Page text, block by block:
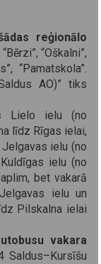
reģionālo
“Oškalni”,
“Pamatskola”.
AO)” tiks
Lielo ielu (no
līdz Rīgas ielai,
ielu (no
ielu (no
bet vakarā
ielu un
Pilskalna ielai
vakara
Saldus–Kursīšu